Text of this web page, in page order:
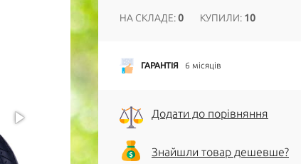
НА СКЛАДЕ:0 КУПИЛИ: 10
ГАРАНТІЯ 6 місяців
Додати до порівняння
Знайшли товар дешевше?